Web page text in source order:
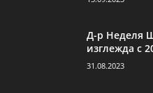
Д-р Неделя
изглежда с
31.08.2023